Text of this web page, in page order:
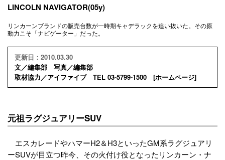
LINCOLN NAVIGATOR(05y)
リンカーンブランドの販売台数が一時期キャデラックを追い抜いた。その原
動力こそ「ナビゲーター」だった。
更新日：2010.03.30
文／編集部 写真／編集部
取材協力／アイファイブ TEL 03-5799-1500 [ホームページ]
元祖ラグジュアリーSUV
エスカレードやハマーH2＆H3といったGM系ラグジュアリ
ーSUVが目立つ昨今、その火付け役となったリンカーン・ナ